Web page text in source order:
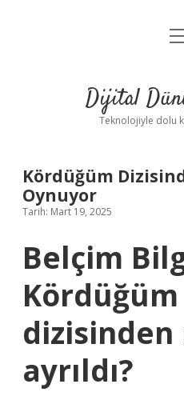
Yasal
Dijital
Teknolojiyle dolu
Kördüğüm
Oynuyor
Tarih: Mart 19, 2025
Belçim
Kördüğüm
dizisinden
ayrıldı?